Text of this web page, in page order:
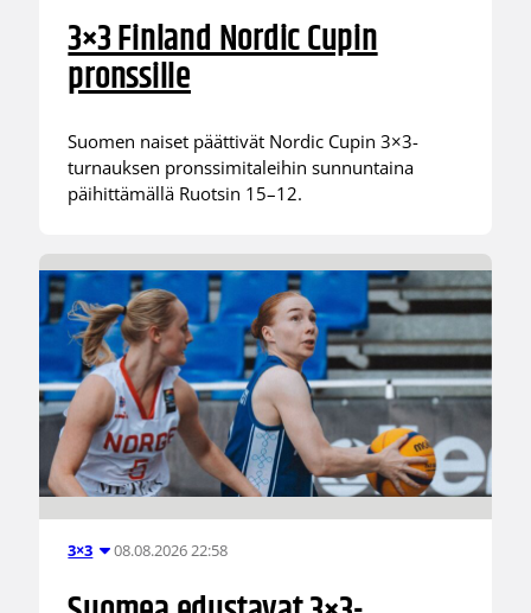
3×3 Finland Nordic Cupin
pronssille
Suomen naiset päättivät Nordic Cupin 3×3-
turnauksen pronssimitaleihin sunnuntaina
päihittämällä Ruotsin 15–12.
3×3 08.08.2026 22:58